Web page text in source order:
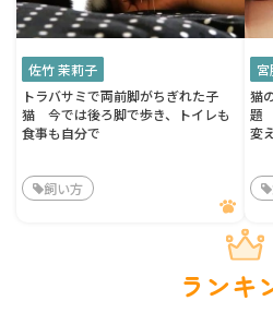
佐竹 茉莉子
トラバサミで両前脚がちぎれた子
猫 今では後ろ脚で歩き、トイレも
食事も自分で
飼い方
猫
題
変
ランキ